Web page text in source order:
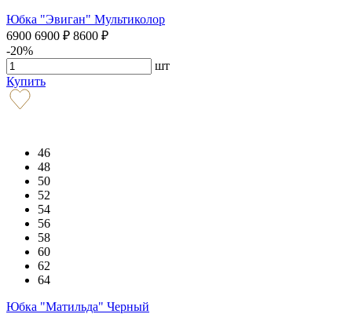
Юбка "Эвиган" Мультиколор
6900 6900 ₽ 8600 ₽
-20%
шт
Купить
46
48
50
52
54
56
58
60
62
64
Юбка "Матильда" Черный